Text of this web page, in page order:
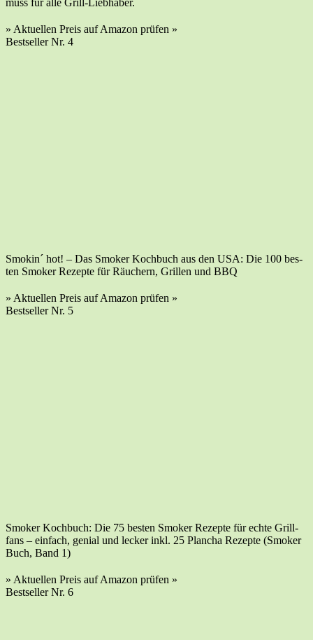
» Aktu­el­len Preis auf Ama­zon prü­fen »
Best­sel­ler Nr. 4
Smo­kin´ hot! – Das Smo­ker Koch­buch aus den USA: Die 100 bes­
ten Smo­ker Rezep­te für Räu­chern, Gril­len und BBQ
» Aktu­el­len Preis auf Ama­zon prü­fen »
Best­sel­ler Nr. 5
Smo­ker Koch­buch: Die 75 bes­ten Smo­ker Rezep­te für ech­te Grill­
fans – ein­fach, geni­al und lecker inkl. 25 Plan­cha Rezep­te (Smo­ker
Buch, Band 1)
» Aktu­el­len Preis auf Ama­zon prü­fen »
Best­sel­ler Nr. 6